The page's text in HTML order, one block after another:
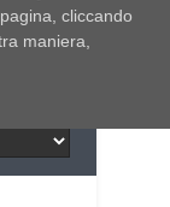
cliccando
maniera,